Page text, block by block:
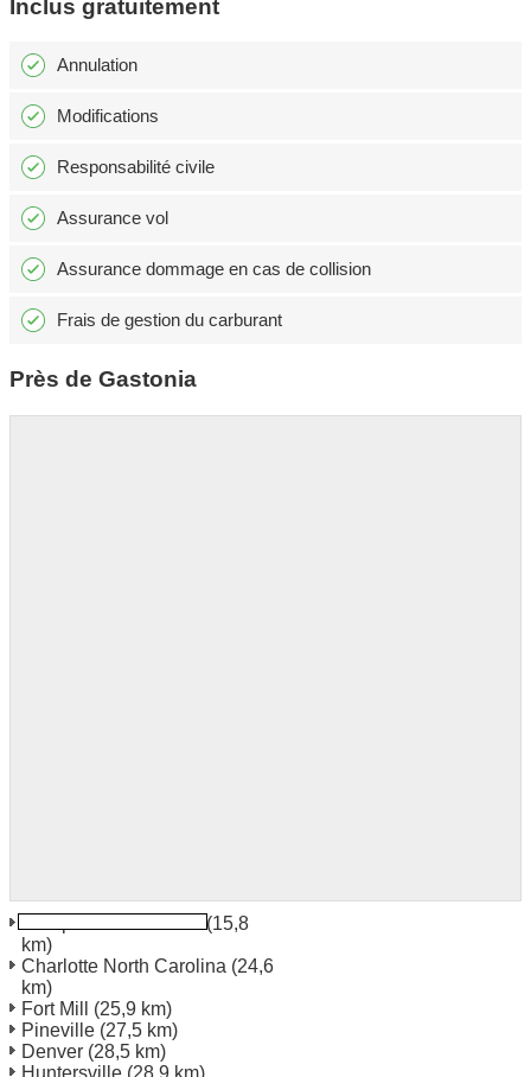
Inclus gratuitement
Annulation
Modifications
Responsabilité civile
Assurance vol
Assurance dommage en cas de collision
Frais de gestion du carburant
Près de Gastonia
(15,8
km)
Charlotte North Carolina (24,6
km)
Fort Mill
(25,9 km)
Pineville (27,5 km)
Denver (28,5 km)
Huntersville (28,9 km)